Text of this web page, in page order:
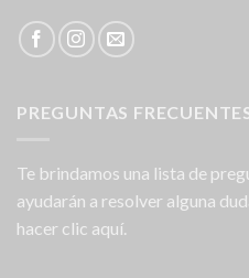
PREGUNTAS
Te brindamos una lista de
ayudarán a resolver alguna
hacer clic aquí.